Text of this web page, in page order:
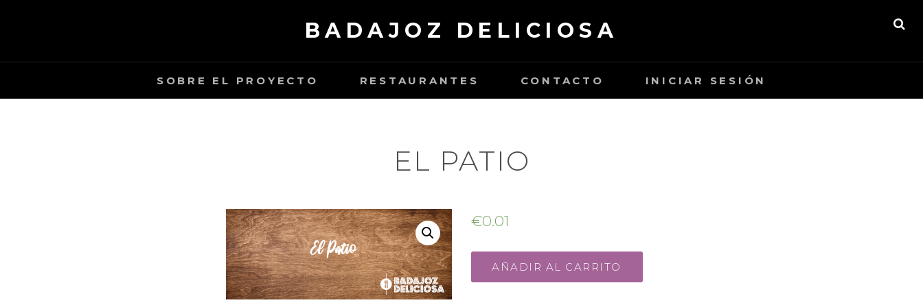
BADAJOZ DELICIOSA
SOBRE EL PROYECTO RESTAURANTES CONTACTO INICIAR SESIÓN
EL PATIO
€0.01
AÑADIR AL CARRITO